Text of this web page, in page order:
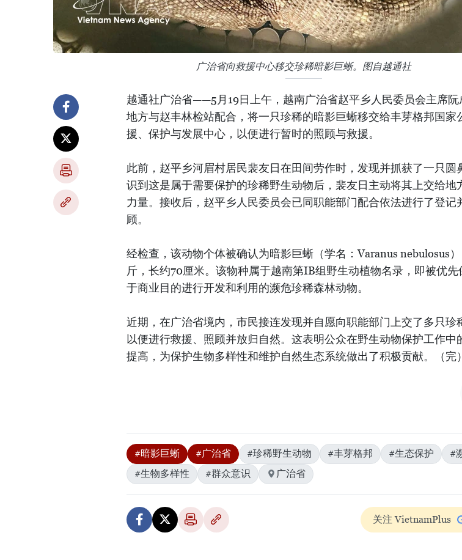
广治省向救援中心移交珍稀暗影巨蜥。图自越通社
越通社广治省——5月19日上午，越南广治省赵平乡人民委员会主席阮
地方与赵丰林检站配合，将一只珍稀的暗影巨蜥移交给丰芽格邦国家
援、保护与发展中心，以便进行暂时的照顾与救援。
此前，赵平乡河眉村居民裴友日在田间劳作时，发现并抓获了一只圆
识到这是属于需要保护的珍稀野生动物后，裴友日主动将其上交给地
力量。接收后，赵平乡人民委员会已同职能部门配合依法进行了登记
顾。
经检查，该动物个体被确认为暗影巨蜥（学名：Varanus nebulosus
斤，长约70厘米。该物种属于越南第IB组野生动植物名录，即被优先
于商业目的进行开发和利用的濒危珍稀森林动物。
近期，在广治省境内，市民接连发现并自愿向职能部门上交了多只珍
以便进行救援、照顾并放归自然。这表明公众在野生动物保护工作中
提高，为保护生物多样性和维护自然生态系统做出了积极贡献。（完）
#暗影巨蜥 #广治省 #珍稀野生动物 #丰芽格邦 #生态保护
#
#生物多样性
#群众意识 广治省
关注 VietnamPlus